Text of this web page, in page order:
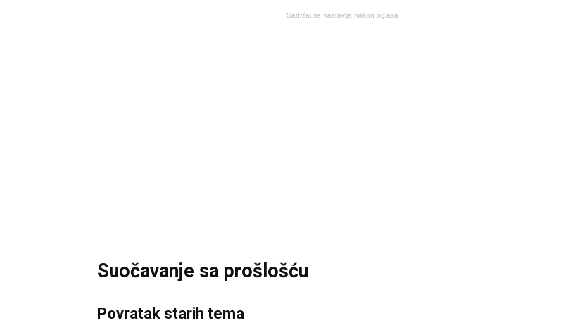
Sadržaj se nastavlja nakon oglasa
Suočavanje sa prošlošću
Povratak starih tema